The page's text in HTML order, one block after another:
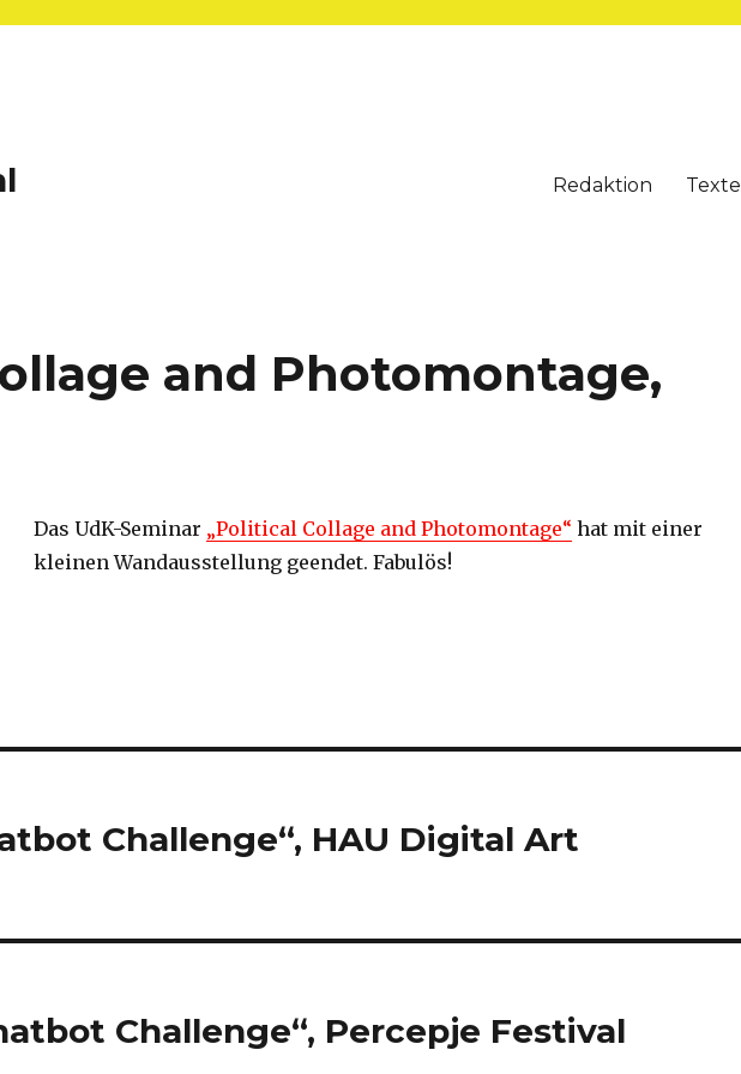
Redaktion Texte
and Photomontage,
Das UdK-Seminar „Political Collage and Photomontage“ hat mit einer
kleinen Wandausstellung geendet. Fabulös!
Challenge“, HAU Digital Art
Challenge“, Percepje Festival